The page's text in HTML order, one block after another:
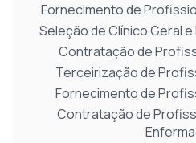
Fornecimento de
Seleção de Clínico Geral
Contratação de
Terceirização de
Fornecimento de
Contratação de